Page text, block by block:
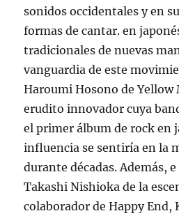
sonidos occidentales y en
formas de cantar. en
tradicionales de nuevas
vanguardia de este
Haroumi Hosono de Yellow
erudito innovador cuya
el primer álbum de rock en
influencia se sentiría en la
durante décadas. Además,
Takashi Nishioka de la
colaborador de Happy End,